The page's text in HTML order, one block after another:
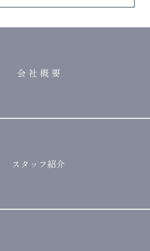
会 社 概 要
スタッフ紹介